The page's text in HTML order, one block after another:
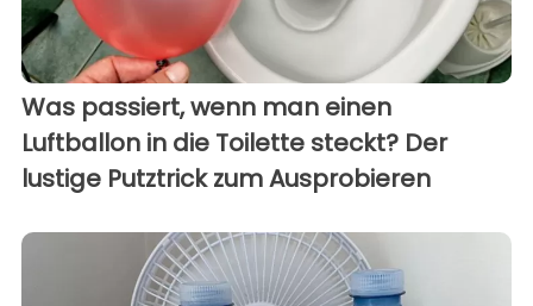
Was passiert, wenn man einen
Luftballon in die Toilette steckt? Der
lustige Putztrick zum Ausprobieren